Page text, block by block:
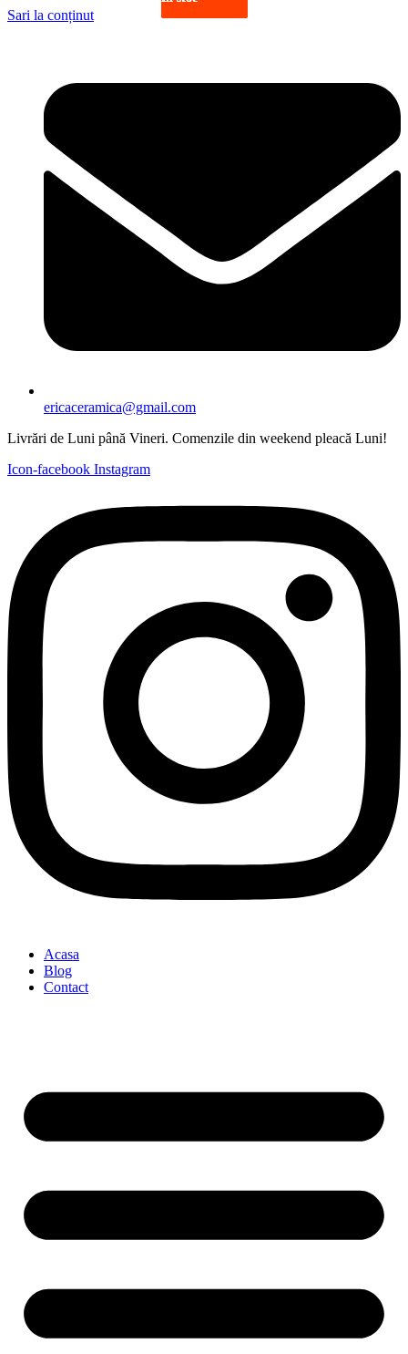
Sari la conținut
ericaceramica@gmail.com
Livrări de Luni până Vineri. Comenzile din weekend pleacă Luni!
Icon-facebook Instagram
Acasa
Blog
Contact